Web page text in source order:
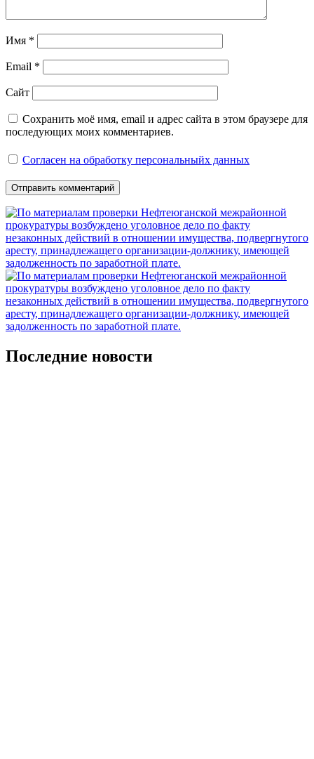
Имя *
Email *
Сайт
Сохранить моё имя, email и адрес сайта в этом браузере для
последующих моих комментариев.
Согласен на обработку персональныйх данных
Последние новости